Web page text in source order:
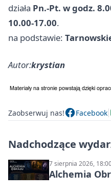
działa Pn.-Pt. w godz.
10.00-17.00.
na podstawie:
Autor:krystian
Zaobserwuj nas! Facebook
Nadchodzące
7 sierpnia 2026,
Alchemia